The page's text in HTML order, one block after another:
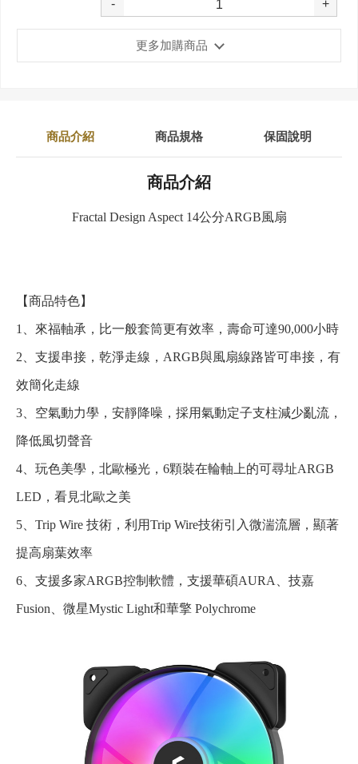
- +
更多加購商品
商品介紹 商品規格 保固說明
商品介紹
Fractal Design Aspect 14公分ARGB風扇
【商品特色】
1、來福軸承，比一般套筒更有效率，壽命可達90,000小時
2、支援串接，乾淨走線，ARGB與風扇線路皆可串接，有
效簡化走線
3、空氣動力學，安靜降噪，採用氣動定子支柱減少亂流，
降低風切聲音
4、玩色美學，北歐極光，6顆裝在輪軸上的可尋址ARGB
LED，看見北歐之美
5、Trip Wire 技術，利用Trip Wire技術引入微湍流層，顯著
提高扇葉效率
6、支援多家ARGB控制軟體，支援華碩AURA、技嘉
Fusion、微星Mystic Light和華擎 Polychrome